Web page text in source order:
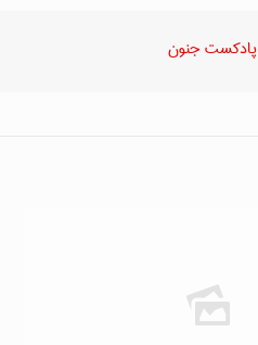
پادکست جنون